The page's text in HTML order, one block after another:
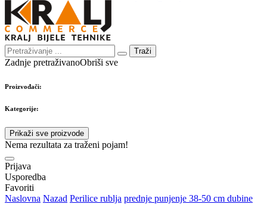
Traži
Zadnje pretraživanoObriši sve
Proizvođači:
Kategorije:
Prikaži sve proizvode
Nema rezultata za traženi pojam!
Prijava
Usporedba
Favoriti
Naslovna Nazad Perilice rublja prednje punjenje 38-50 cm dubine